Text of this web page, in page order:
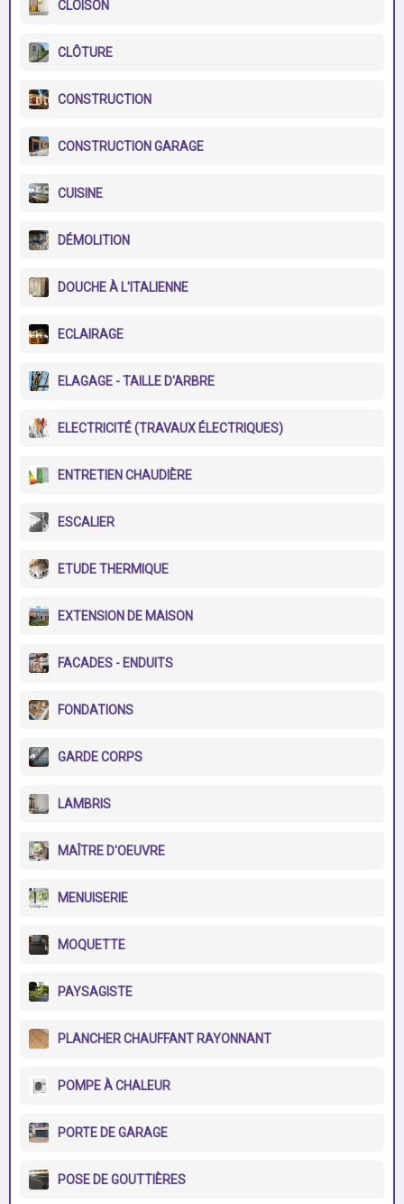
CLOISON
CLÔTURE
CONSTRUCTION
CONSTRUCTION GARAGE
CUISINE
DÉMOLITION
DOUCHE À L'ITALIENNE
ECLAIRAGE
ELAGAGE - TAILLE D'ARBRE
ELECTRICITÉ (TRAVAUX ÉLECTRIQUES)
ENTRETIEN CHAUDIÈRE
ESCALIER
ETUDE THERMIQUE
EXTENSION DE MAISON
FACADES - ENDUITS
FONDATIONS
GARDE CORPS
LAMBRIS
MAÎTRE D'OEUVRE
MENUISERIE
MOQUETTE
PAYSAGISTE
PLANCHER CHAUFFANT RAYONNANT
POMPE À CHALEUR
PORTE DE GARAGE
POSE DE GOUTTIÈRES